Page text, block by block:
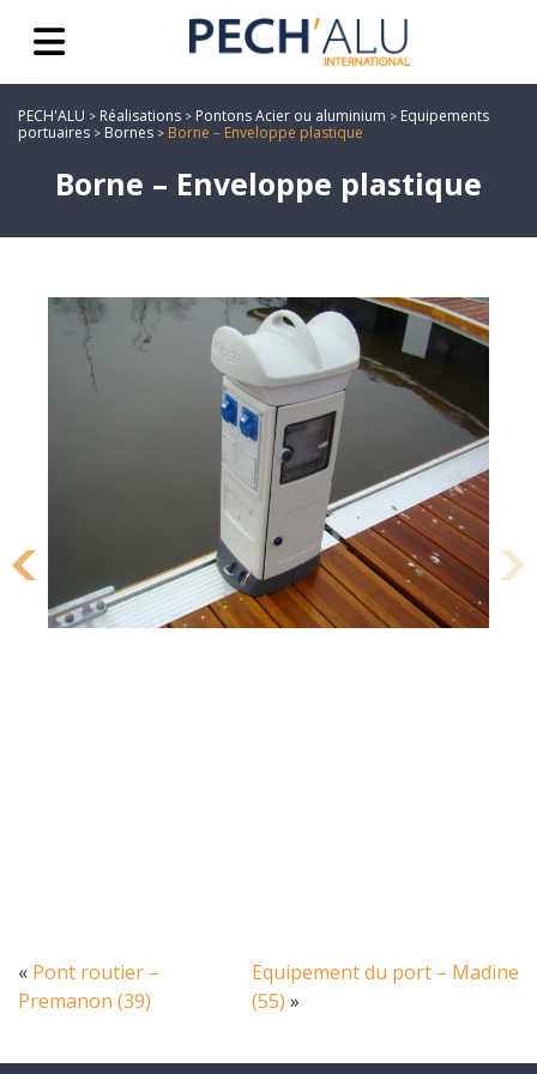
PECH'ALU > Réalisations > Pontons Acier ou aluminium > Equipements
portuaires > Bornes > Borne – Enveloppe plastique
Borne – Enveloppe plastique
« Pont routier –
Premanon (39)
Equipement du port – Madine
(55) »